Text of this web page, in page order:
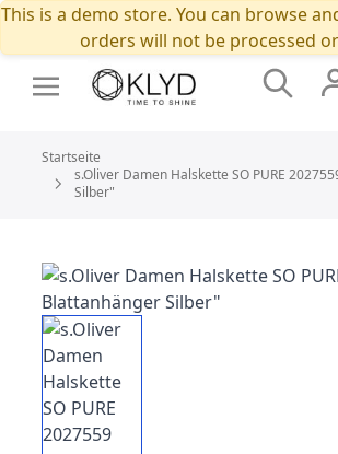
This is a demo store. You can browse
orders will not be processed
Suche
Startseite
s.Oliver Damen Halskette SO PURE
Silber"